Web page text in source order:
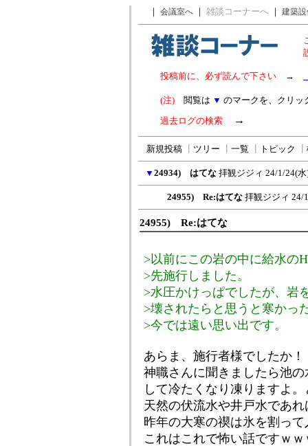
｜ 会議室へ ｜ 雑談コーナーへ ｜ 建築
投稿前に、必ず読んで下さい →
(注) 閲覧は ▼ のマークを、クリッ
過去ログの検索 →
新規投稿 ツリー 一覧 トピック
▼ 24934) はてな 拝観ジジィ 24/1/24(
24955) Re:はてな 拝観ジジィ 24/
24955) Re:はてな
>以前にこの岩の中に給水の
>先施行しました。
>水圧かけっぱでしたが、岩
>壊されたらと思うと寒かっ
>今では遠い思い出です。
あらま、施行者様でしたか！
神職さんに聞きましたら池
して冷たくなり凍りますよ
天然の伏流水や井戸水であ
昨年の大寒の禊は氷を割っ
これはこれで怖い話ですｗｗ